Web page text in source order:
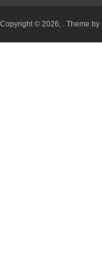
Copyright © 2026, . Theme by